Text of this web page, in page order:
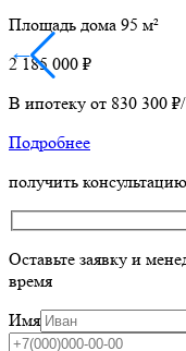
Площадь дома 95 м²
2 185 000 ₽
В ипотеку от 830 300
Подробнее
←
получить консультацию
Оставьте заявку и
время
Имя